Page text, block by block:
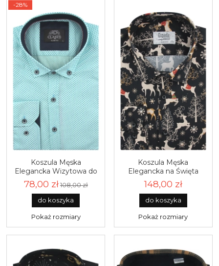
Koszula Męska
Elegancka Wizytowa do
garnituru turkusowa we
wzorki z długim
rękawem w kroju SLIM
FIT Classo J994
78,00 zł108,00 zł
do koszyka
Pokaż rozmiary
-28%
Koszula Męska
Elegancka na Święta
czarna z Motywem
Świątecznym z długim
rękawem w kroju SLIM
FIT Espada Men's Wear
J951
148,00 zł
do koszyka
Pokaż rozmiary